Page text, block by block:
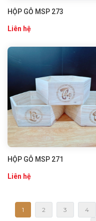
HỘP GỖ MSP 273
Liên hệ
HỘP GỖ MSP 271
Liên hệ
1 2 3 4